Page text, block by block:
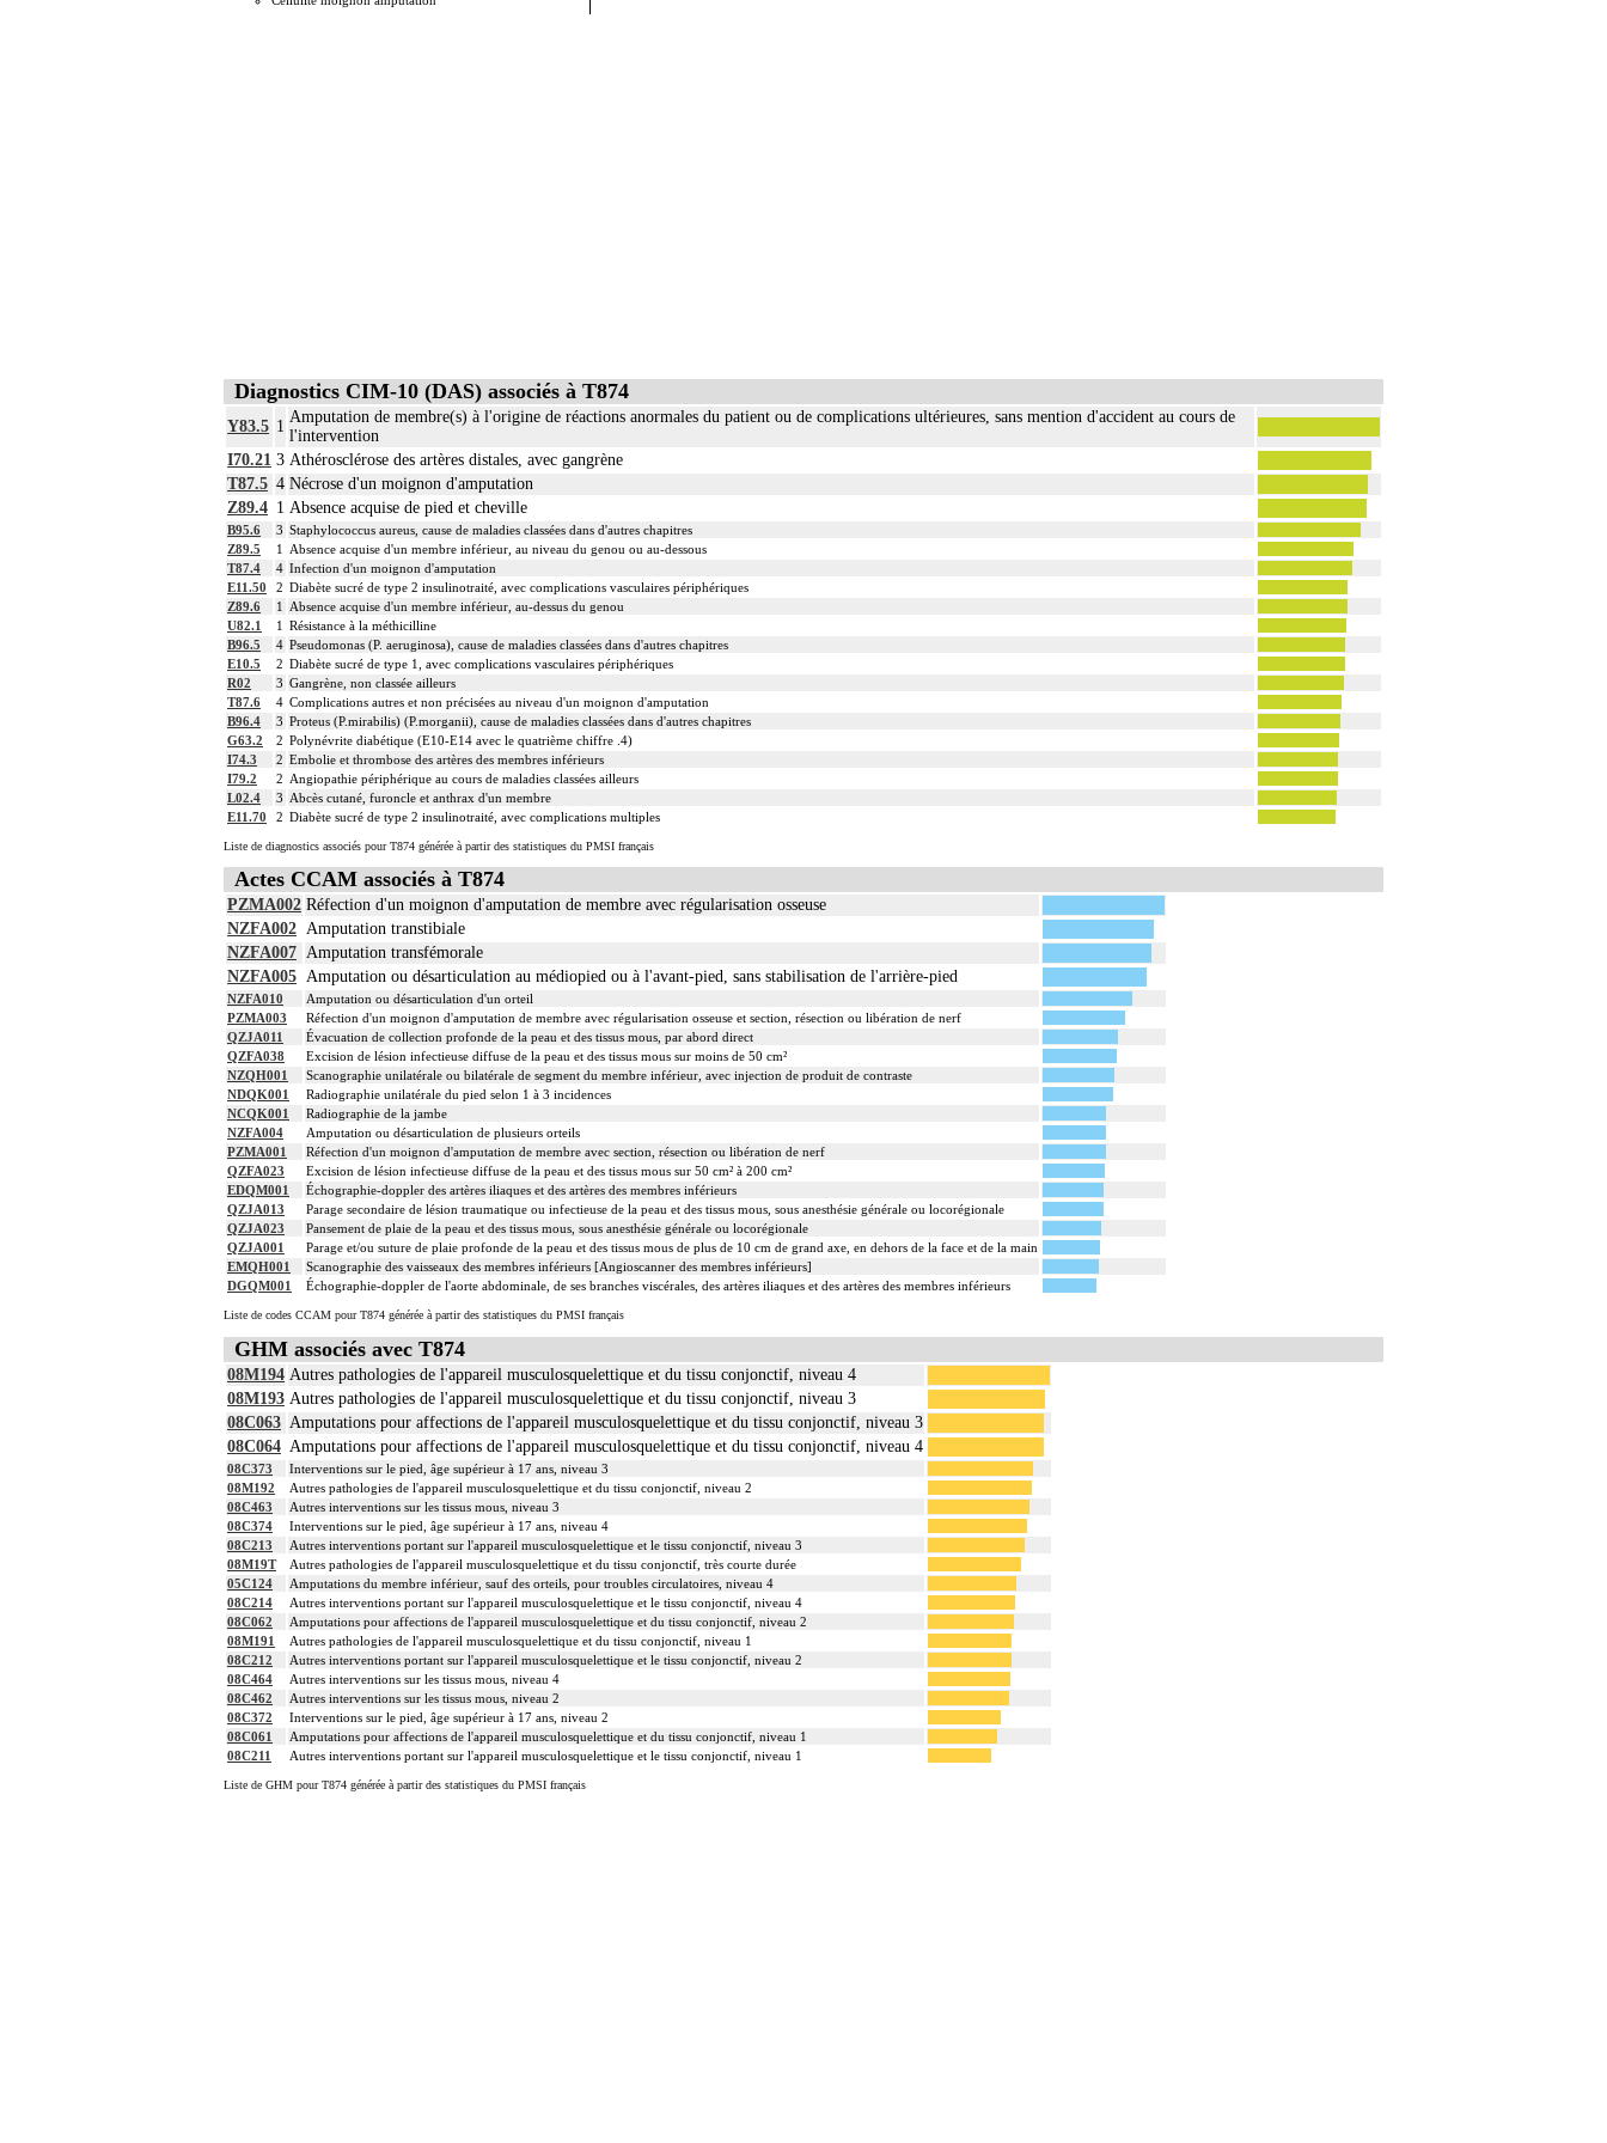
Diagnostics CIM-10 (DAS) associés à T874
Y83.5 1
Amputation de membre(s) à l'origine de réactions anormales du patient ou de complications ultérieures, sans mention d'accident au cours de
l'intervention
I70.21 3 Athérosclérose des artères distales, avec gangrène
T87.5 4 Nécrose d'un moignon d'amputation
Z89.4 1 Absence acquise de pied et cheville
B95.6 3 Staphylococcus aureus, cause de maladies classées dans d'autres chapitres
Z89.5
1
Absence acquise d'un membre inférieur, au niveau du genou ou au-dessous
T87.4
4 Infection d'un moignon d'amputation
E11.50
2 Diabète sucré de type 2 insulinotraité, avec complications vasculaires périphériques
Z89.6
1
Absence acquise d'un membre inférieur, au-dessus du genou
U82.1
1 Résistance à la méthicilline
B96.5
4 Pseudomonas (P. aeruginosa), cause de maladies classées dans d'autres chapitres
E10.5
2 Diabète sucré de type 1, avec complications vasculaires périphériques
R02
3 Gangrène, non classée ailleurs
T87.6
4 Complications autres et non précisées au niveau d'un moignon d'amputation
B96.4
3 Proteus (P.mirabilis) (P.morganii), cause de maladies classées dans d'autres chapitres
G63.2
2 Polynévrite diabétique (E10-E14 avec le quatrième chiffre .4)
I74.3
2 Embolie et thrombose des artères des membres inférieurs
I79.2
2 Angiopathie périphérique au cours de maladies classées ailleurs
L02.4
3 Abcès cutané, furoncle et anthrax d'un membre
E11.70
2 Diabète sucré de type 2 insulinotraité, avec complications multiples
Liste de diagnostics associés pour T874 générée à partir des statistiques du PMSI français
Actes CCAM associés à T874
PZMA002 Réfection d'un moignon d'amputation de membre avec régularisation osseuse
NZFA002 Amputation transtibiale
NZFA007 Amputation transfémorale
NZFA005 Amputation ou désarticulation au médiopied ou à l'avant-pied, sans stabilisation de l'arrière-pied
NZFA010
Amputation ou désarticulation d'un orteil
PZMA003
Réfection d'un moignon d'amputation de membre avec régularisation osseuse et section, résection ou libération de nerf
QZJA011
Évacuation de collection profonde de la peau et des tissus mous, par abord direct
QZFA038
Excision de lésion infectieuse diffuse de la peau et des tissus mous sur moins de 50 cm²
NZQH001
Scanographie unilatérale ou bilatérale de segment du membre inférieur, avec injection de produit de contraste
NDQK001
Radiographie unilatérale du pied selon 1 à 3 incidences
NCQK001
Radiographie de la jambe
NZFA004
Amputation ou désarticulation de plusieurs orteils
PZMA001
Réfection d'un moignon d'amputation de membre avec section, résection ou libération de nerf
QZFA023
Excision de lésion infectieuse diffuse de la peau et des tissus mous sur 50 cm² à 200 cm²
EDQM001
Échographie-doppler des artères iliaques et des artères des membres inférieurs
QZJA013
Parage secondaire de lésion traumatique ou infectieuse de la peau et des tissus mous, sous anesthésie générale ou locorégionale
QZJA023
Pansement de plaie de la peau et des tissus mous, sous anesthésie générale ou locorégionale
QZJA001
Parage et/ou suture de plaie profonde de la peau et des tissus mous de plus de 10 cm de grand axe, en dehors de la face et de la main
EMQH001
Scanographie des vaisseaux des membres inférieurs [Angioscanner des membres inférieurs]
DGQM001
Échographie-doppler de l'aorte abdominale, de ses branches viscérales, des artères iliaques et des artères des membres inférieurs
Liste de codes CCAM pour T874 générée à partir des statistiques du PMSI français
GHM associés avec T874
08M194 Autres pathologies de l'appareil musculosquelettique et du tissu conjonctif, niveau 4
08M193 Autres pathologies de l'appareil musculosquelettique et du tissu conjonctif, niveau 3
08C063 Amputations pour affections de l'appareil musculosquelettique et du tissu conjonctif, niveau 3
08C064 Amputations pour affections de l'appareil musculosquelettique et du tissu conjonctif, niveau 4
08C373
Interventions sur le pied, âge supérieur à 17 ans, niveau 3
08M192
Autres pathologies de l'appareil musculosquelettique et du tissu conjonctif, niveau 2
08C463
Autres interventions sur les tissus mous, niveau 3
08C374
Interventions sur le pied, âge supérieur à 17 ans, niveau 4
08C213
Autres interventions portant sur l'appareil musculosquelettique et le tissu conjonctif, niveau 3
08M19T
Autres pathologies de l'appareil musculosquelettique et du tissu conjonctif, très courte durée
05C124
Amputations du membre inférieur, sauf des orteils, pour troubles circulatoires, niveau 4
08C214
Autres interventions portant sur l'appareil musculosquelettique et le tissu conjonctif, niveau 4
08C062
Amputations pour affections de l'appareil musculosquelettique et du tissu conjonctif, niveau 2
08M191
Autres pathologies de l'appareil musculosquelettique et du tissu conjonctif, niveau 1
08C212
Autres interventions portant sur l'appareil musculosquelettique et le tissu conjonctif, niveau 2
08C464
Autres interventions sur les tissus mous, niveau 4
08C462
Autres interventions sur les tissus mous, niveau 2
08C372
Interventions sur le pied, âge supérieur à 17 ans, niveau 2
08C061
Amputations pour affections de l'appareil musculosquelettique et du tissu conjonctif, niveau 1
08C211
Autres interventions portant sur l'appareil musculosquelettique et le tissu conjonctif, niveau 1
Liste de GHM pour T874 générée à partir des statistiques du PMSI français